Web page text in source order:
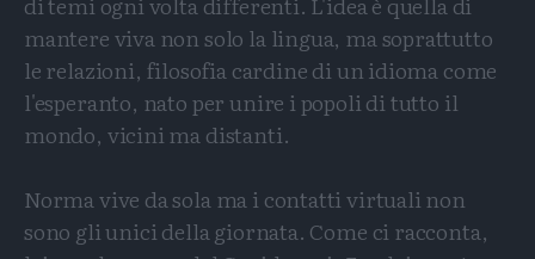
mantere viva non solo la lingua, ma soprattutto
le relazioni, filosofia cardine di un idioma come
l'esperanto, nato per unire i popoli di tutto il
mondo, vicini ma distanti.
Norma vive da sola ma i contatti virtuali non
sono gli unici della giornata. Come ci racconta,